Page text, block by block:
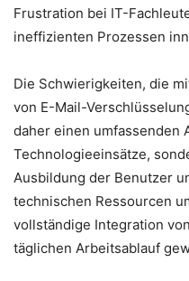
Frustration bei IT-
ineffizienten Prozessen
Die Schwierigkeiten, die
von E-Mail-
daher einen umfassenden
Technologieeinsätze,
Ausbildung der Benutzer
technischen Ressourcen
vollständige Integration
täglichen Arbeitsablauf